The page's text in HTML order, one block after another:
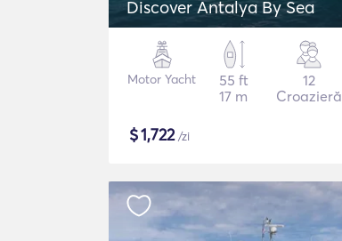
Discover Antalya By Sea
Motor Yacht
55 ft
17 m
12
Croazieră
$1,722/zi